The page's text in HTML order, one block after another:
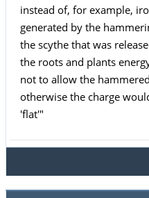
instead of, for example,
generated by the
the scythe that was
the roots and plants
not to allow the
otherwise the charge
'flat'"